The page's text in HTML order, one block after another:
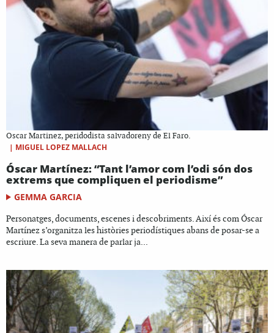
Oscar Martinez, peridodista salvadoreny de El Faro.
| MIGUEL LOPEZ MALLACH
Óscar Martínez: “Tant l’amor com l’odi són dos
extrems que compliquen el periodisme”
GEMMA GARCIA
Personatges, documents, escenes i descobriments. Així és com Óscar
Martínez s’organitza les històries periodístiques abans de posar-se a
escriure. La seva manera de parlar ja...